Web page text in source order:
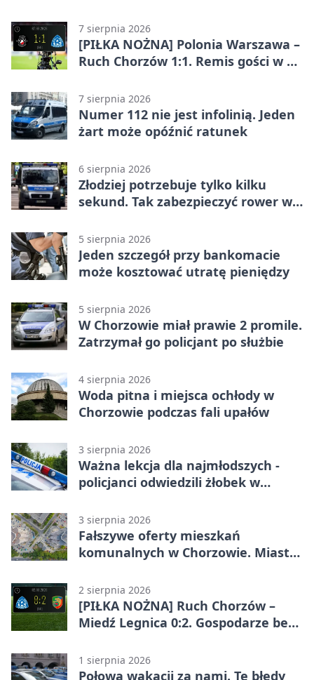
7 sierpnia 2026
[PIŁKA NOŻNA] Polonia Warszawa –
Ruch Chorzów 1:1. Remis gości w 3.
7 sierpnia 2026
Numer 112 nie jest infolinią. Jeden
żart może opóźnić ratunek
6 sierpnia 2026
Złodziej potrzebuje tylko kilku
sekund. Tak zabezpieczyć rower w
5 sierpnia 2026
Jeden szczegół przy bankomacie
może kosztować utratę pieniędzy
5 sierpnia 2026
W Chorzowie miał prawie 2 promile.
Zatrzymał go policjant po służbie
4 sierpnia 2026
Woda pitna i miejsca ochłody w
Chorzowie podczas fali upałów
3 sierpnia 2026
Ważna lekcja dla najmłodszych -
policjanci odwiedzili żłobek w
3 sierpnia 2026
Fałszywe oferty mieszkań
komunalnych w Chorzowie. Miasto
2 sierpnia 2026
[PIŁKA NOŻNA] Ruch Chorzów –
Miedź Legnica 0:2. Gospodarze bez
1 sierpnia 2026
Połowa wakacji za nami. Te błędy